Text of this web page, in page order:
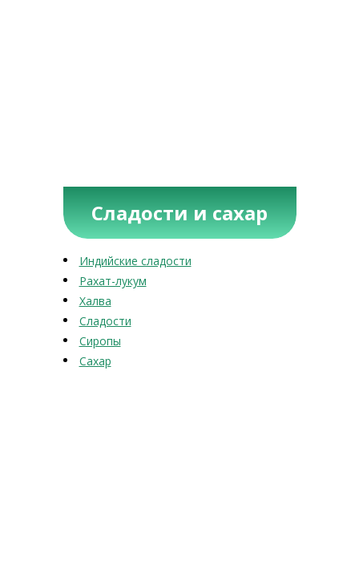
Сладости и сахар
Индийские сладости
Рахат-лукум
Халва
Сладости
Сиропы
Сахар